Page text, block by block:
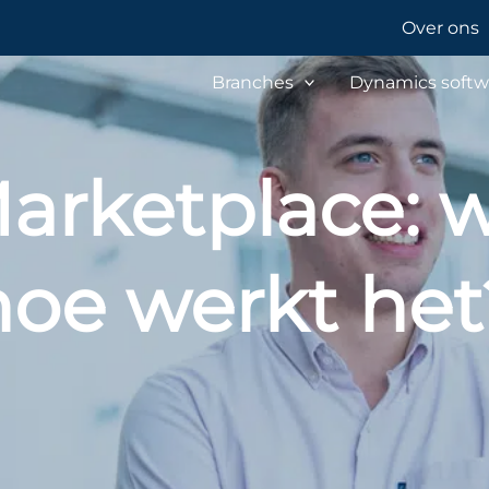
Over ons
Branches Dynamics
werkt